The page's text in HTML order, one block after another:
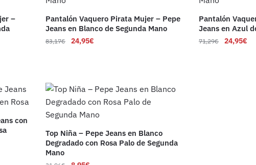
–
Pantalón Vaquero Pirata Mujer – Pepe
Jeans en Blanco de Segunda Mano
83,17€ 24,95€
Pantalón
Jeans en Azul
71,29€ 24,95€
con
Top Niña – Pepe Jeans en Blanco
Degradado con Rosa Palo de Segunda
Mano